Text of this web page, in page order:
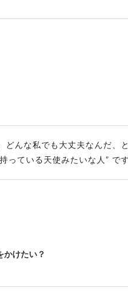
んな私でも大丈夫なんだ、
っている天使みたいな人” です
かけたい？